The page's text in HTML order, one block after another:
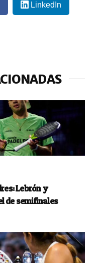
LinkedIn
Lebrón y
de semifinales